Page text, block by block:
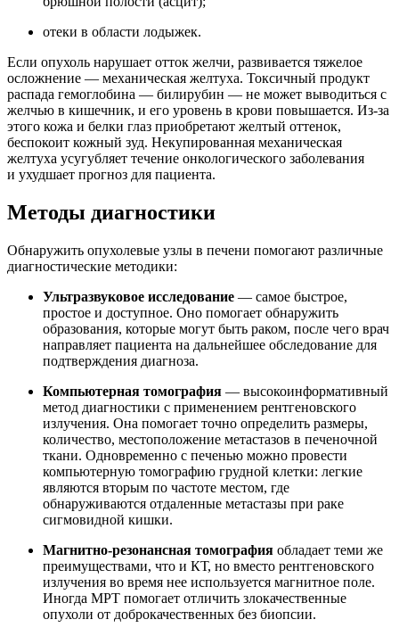
отеки в области лодыжек.
Если опухоль нарушает отток желчи, развивается тяжелое
осложнение — механическая желтуха. Токсичный продукт
распада гемоглобина — билирубин — не может выводиться с
желчью в кишечник, и его уровень в крови повышается. Из-за
этого кожа и белки глаз приобретают желтый оттенок,
беспокоит кожный зуд. Некупированная механическая
желтуха усугубляет течение онкологического заболевания
и ухудшает прогноз для пациента.
Методы диагностики
Обнаружить опухолевые узлы в печени помогают различные
диагностические методики:
Ультразвуковое исследование — самое быстрое,
простое и доступное. Оно помогает обнаружить
образования, которые могут быть раком, после чего врач
направляет пациента на дальнейшее обследование для
подтверждения диагноза.
Компьютерная томография — высокоинформативный
метод диагностики с применением рентгеновского
излучения. Она помогает точно определить размеры,
количество, местоположение метастазов в печеночной
ткани. Одновременно с печенью можно провести
компьютерную томографию грудной клетки: легкие
являются вторым по частоте местом, где
обнаруживаются отдаленные метастазы при раке
сигмовидной кишки.
Магнитно-резонансная томография обладает теми же
преимуществами, что и КТ, но вместо рентгеновского
излучения во время нее используется магнитное поле.
Иногда МРТ помогает отличить злокачественные
опухоли от доброкачественных без биопсии.